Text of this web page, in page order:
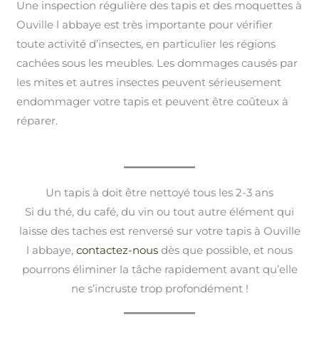
Une inspection régulière des tapis et des moquettes à
Ouville l abbaye est très importante pour vérifier
toute activité d’insectes, en particulier les régions
cachées sous les meubles. Les dommages causés par
les mites et autres insectes peuvent sérieusement
endommager votre tapis et peuvent être coûteux à
réparer.
Un tapis à doit être nettoyé tous les 2-3 ans
Si du thé, du café, du vin ou tout autre élément qui
laisse des taches est renversé sur votre tapis à Ouville
l abbaye, contactez-nous dès que possible, et nous
pourrons éliminer la tâche rapidement avant qu’elle
ne s’incruste trop profondément !